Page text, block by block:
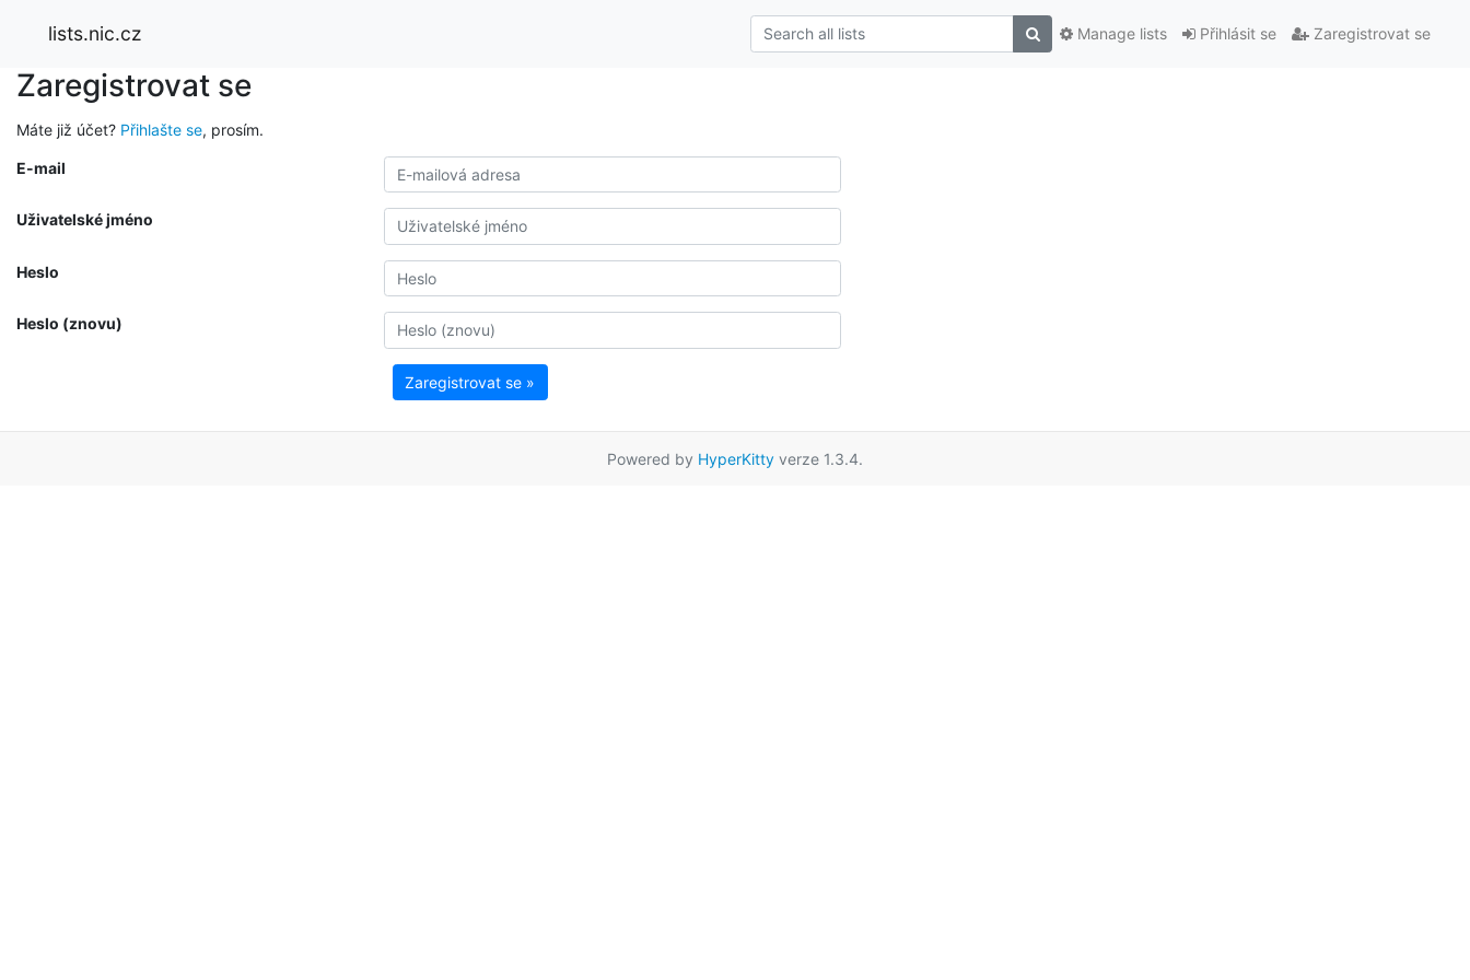
lists.nic.cz Přihlásit se Zaregistrovat se
Manage lists
Zaregistrovat se
Máte již účet? Přihlašte se, prosím.
E-mail
Uživatelské jméno
Heslo
Heslo (znovu)
Zaregistrovat se »
Powered by HyperKitty verze 1.3.4.